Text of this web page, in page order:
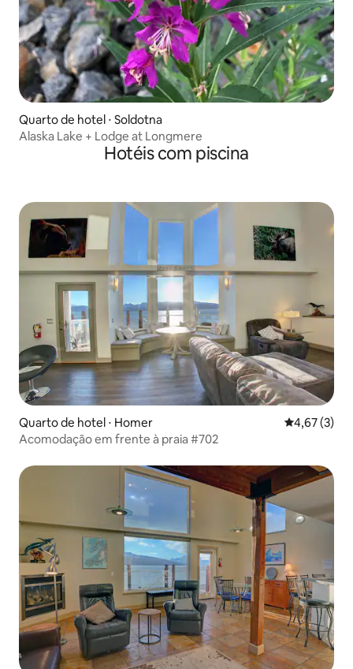
Quarto de hotel ⋅ Soldotna
Alaska Lake + Lodge at Longmere
Hotéis com piscina
Quarto de hotel ⋅ Homer 4,67 de
4,67 (3)
Acomodação em frente à praia #702